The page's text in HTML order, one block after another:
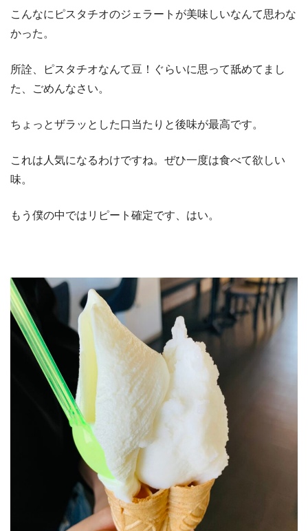
こんなにピスタチオのジェラートが美味しいなんて思わな
かった。
所詮、ピスタチオなんて豆！ぐらいに思って舐めてまし
た、ごめんなさい。
ちょっとザラッとした口当たりと後味が最高です。
これは人気になるわけですね。ぜひ一度は食べて欲しい
味。
もう僕の中ではリピート確定です、はい。